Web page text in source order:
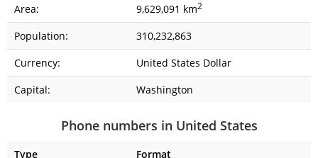
Area:
9,629,091 km2
Population:
310,232,863
Currency:
United States Dollar
Capital:
Washington
Phone numbers in United States
Type Format